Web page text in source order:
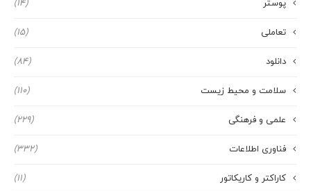
پوستر (14)
تعاملی (15)
دانلود (84)
سلامت و محیط زیست (110)
علمی و فرهنگی (229)
فناوری اطلاعات (332)
کاراکتر و کاریکاتور (11)